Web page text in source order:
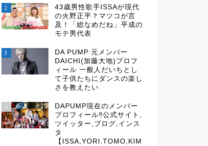
2
43歳男性歌手ISSAが現代
の火野正平？マツコが言
及！「総なめだね」平成の
モテ男代表
3
DA PUMP 元メンバー
DAICHI(加藤大地)プロフ
ィール 一般人だいちとし
て子供たちにダンスの楽し
さを教えたい
4
DAPUMP現在のメンバー
プロフィール‼公式サイト,
ツイッター,ブログ,インス
タ
【ISSA,YORI,TOMO,KIM